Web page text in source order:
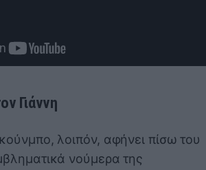
Γιάννη
λοιπόν, αφήνει πίσω του
νούμερα της